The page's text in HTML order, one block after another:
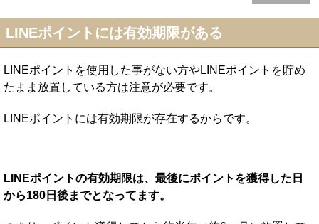
LINEポイントには有効期限がある
LINEポイントを使用した事がない方やLINEポイントを貯め
たまま放置している方は注意が必要です。
LINEポイントには有効期限が存在するからです。
LINEポイントの有効期限は、最後にポイントを獲得した日
から180日後までとなってます。